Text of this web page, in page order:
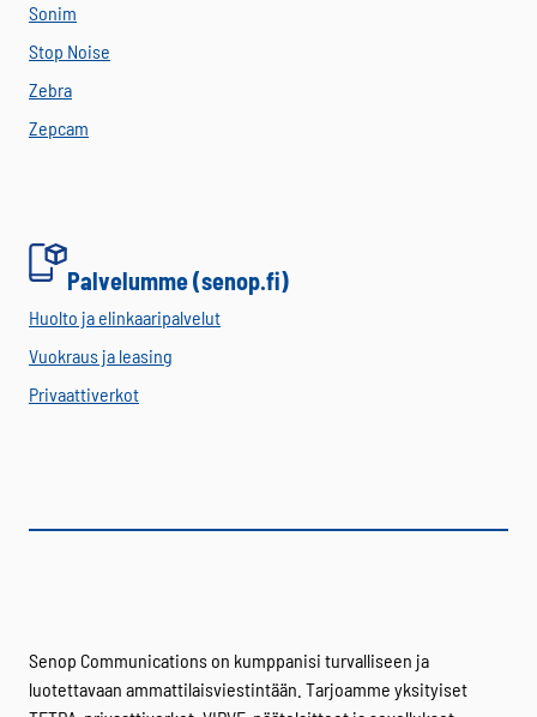
Sonim
Stop Noise
Zebra
Zepcam
Palvelumme (senop.fi)
Huolto ja elinkaaripalvelut
Vuokraus ja leasing
Privaattiverkot
Senop Communications on kumppanisi turvalliseen ja
luotettavaan ammattilaisviestintään. Tarjoamme yksityiset